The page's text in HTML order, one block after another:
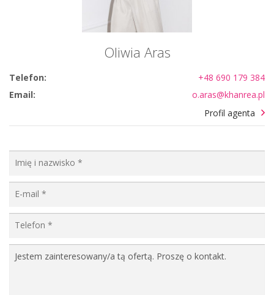
Oliwia Aras
Telefon:
+48 690 179 384
Email:
o.aras@khanrea.pl
Profil agenta